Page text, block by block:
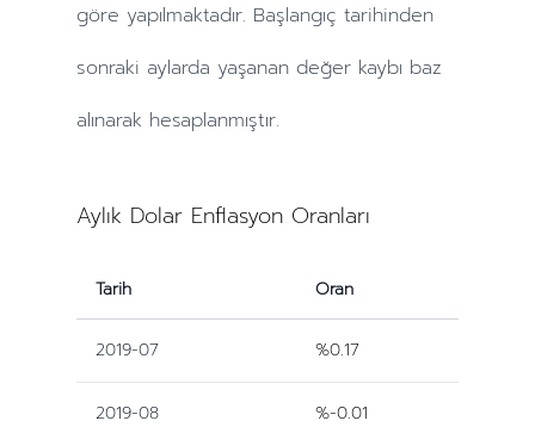
göre yapılmaktadır. Başlangıç tarihinden
sonraki aylarda yaşanan değer kaybı baz
alınarak hesaplanmıştır.
Aylık Dolar Enflasyon Oranları
Tarih Oran
2019-07 %0.17
2019-08 %-0.01